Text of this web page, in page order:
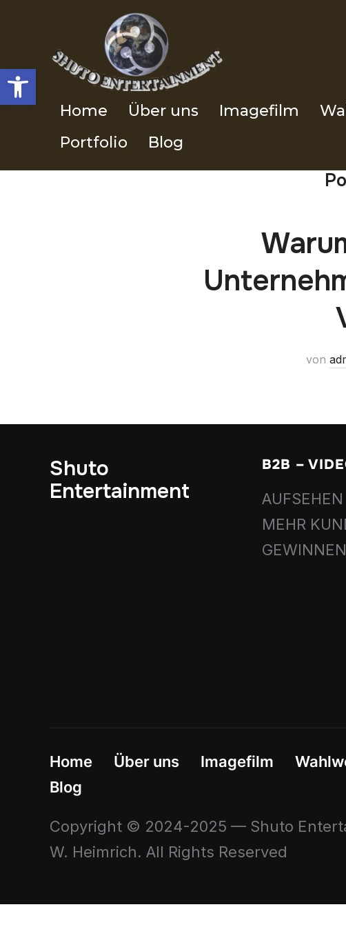
Werkzeugleiste öffnen
Home Über uns Imagefilm
Portfolio
Blog
von
Shuto
Entertainment
B2B –
MEHR
Home Über uns Imagefilm
Blog
Copyright © 2024-2025 — Shuto
W. Heimrich. All Rights Reserved